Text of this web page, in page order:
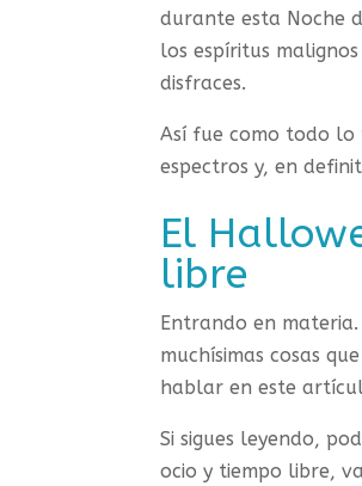
durante esta Noche
los espíritus
disfraces.
Así fue como todo
espectros y, en
El
libre
Entrando en
muchísimas cosas
hablar en este
Si sigues leyendo,
ocio y tiempo libre,